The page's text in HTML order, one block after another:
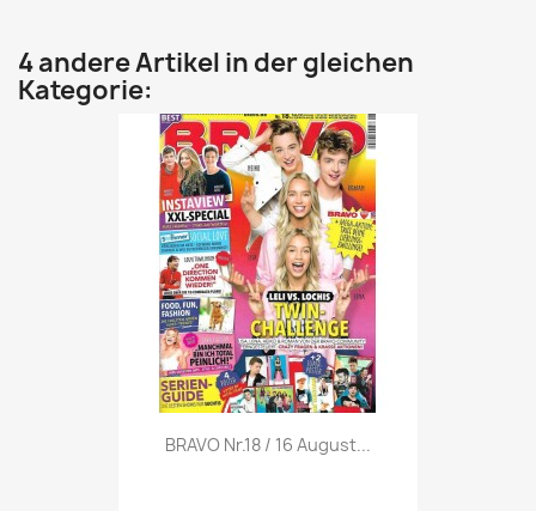
4 andere Artikel in der gleichen
Kategorie:
Vorschau
BRAVO Nr.18 / 16 August...